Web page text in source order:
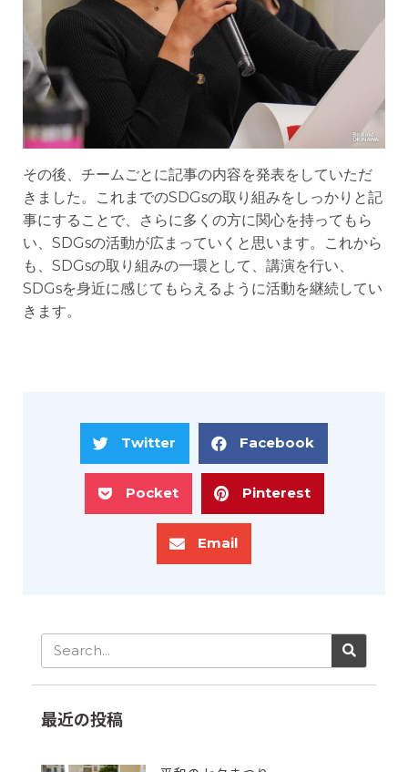
その後、チームごとに記事の内容を発表をしていただ
きました。これまでのSDGsの取り組みをしっかりと記
事にすることで、さらに多くの方に関心を持ってもら
い、SDGsの活動が広まっていくと思います。これから
も、SDGsの取り組みの一環として、講演を行い、
SDGsを身近に感じてもらえるように活動を継続してい
きます。
Twitter Facebook
Pocket Pinterest
Email
最近の投稿